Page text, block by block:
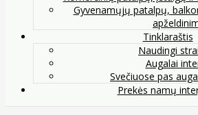
Gyvenamųjų patalpų,
Tinklaraštis
Naudingi
Augalai
Svečiuose pas
Prekės namų